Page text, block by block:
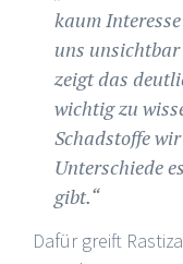
kaum
uns
zeigt das
wichtig zu
Schadstoffe
Unterschiede
gibt.“
Dafür greift